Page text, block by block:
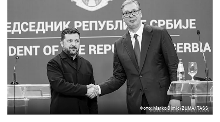
Фото: Marko Dimic/ZUMA/TASS